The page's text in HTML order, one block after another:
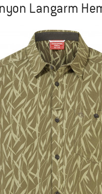
Langarm